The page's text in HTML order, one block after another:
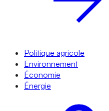
Politique agricole
Environnement
Économie
Énergie